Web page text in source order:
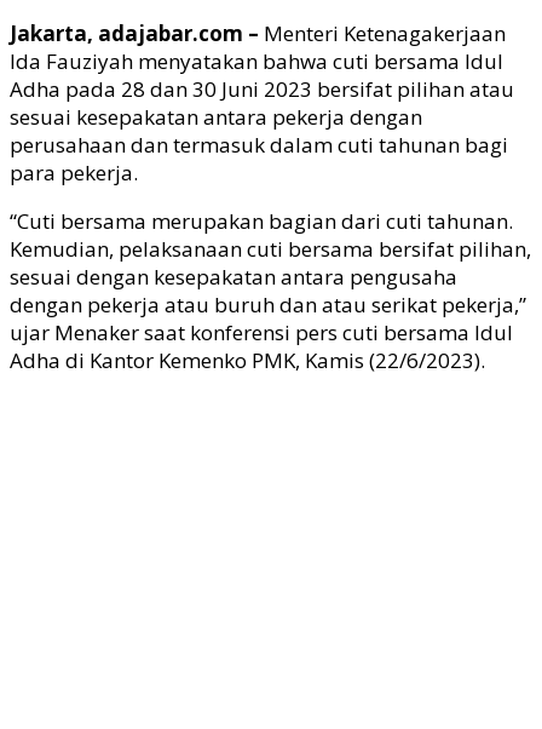
Jakarta, adajabar.com – Menteri Ketenagakerjaan
Ida Fauziyah menyatakan bahwa cuti bersama Idul
Adha pada 28 dan 30 Juni 2023 bersifat pilihan atau
sesuai kesepakatan antara pekerja dengan
perusahaan dan termasuk dalam cuti tahunan bagi
para pekerja.
“Cuti bersama merupakan bagian dari cuti tahunan.
Kemudian, pelaksanaan cuti bersama bersifat pilihan,
sesuai dengan kesepakatan antara pengusaha
dengan pekerja atau buruh dan atau serikat pekerja,”
ujar Menaker saat konferensi pers cuti bersama Idul
Adha di Kantor Kemenko PMK, Kamis (22/6/2023).